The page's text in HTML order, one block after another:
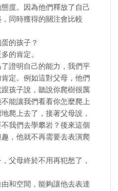
度。因為他們釋放了自己
同時獲得的關注會比較
的孩子？
的肯定。
證明自己的能力，我們平
定。例如這對父母，他們
孩子說，聽說你爬樹很厲
能讓我們看看你怎麼爬上
爬上去了，接著父母說，
我們去學攀岩？後來這個
，他就不再需要去表演爬
父母終於不用再犯愁了，
和空間，能夠讓他去表達